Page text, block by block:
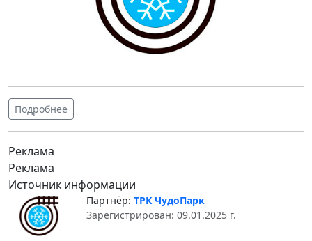
Подробнее
Реклама
Реклама
Источник информации
Партнёр: ТРК ЧудоПарк
Зарегистрирован: 09.01.2025 г.